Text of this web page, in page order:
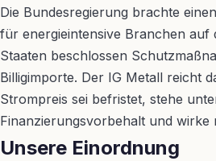
Die Bundesregierung brachte
für energieintensive Branchen auf
Staaten beschlossen
Billigimporte. Der IG Metall reicht
Strompreis sei befristet, stehe
Finanzierungsvorbehalt und wirke
Unsere Einordnung